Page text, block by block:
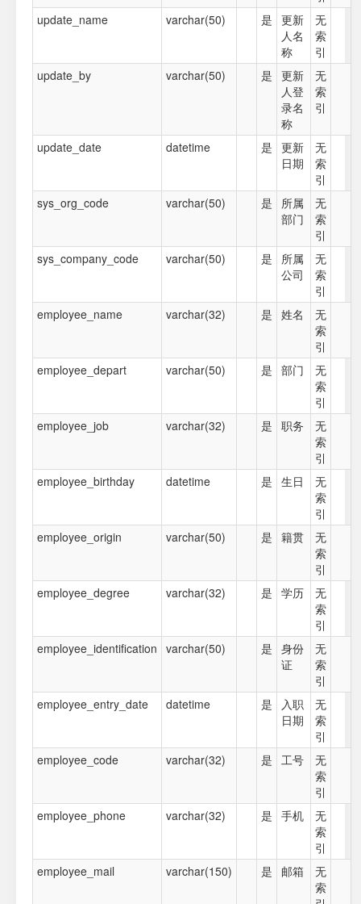
update_name
varchar(50) 是 更新
人名
称
无
索
引
update_by
varchar(50) 是 更新
人登
录名
称
无
索
引
update_date datetime 是 更新
日期
无
索
引
sys_org_code
varchar(50) 是
所属
部门
无
索
引
sys_company_code
varchar(50) 是
所属
公司
无
索
引
employee_name
varchar(32) 是 姓名
无
索
引
employee_depart
varchar(50) 是 部门
无
索
引
employee_job
varchar(32) 是 职务
无
索
引
employee_birthday
datetime 是 生日
无
索
引
employee_origin
varchar(50) 是 籍贯
无
索
引
employee_degree
varchar(32) 是 学历
无
索
引
employee_identification varchar(50) 是 身份
证
无
索
引
employee_entry_date
datetime 是
入职
日期
无
索
引
employee_code
varchar(32) 是 工号
无
索
引
employee_phone
varchar(32) 是 手机
无
索
引
employee_mail
varchar(150) 是 邮箱
无
索